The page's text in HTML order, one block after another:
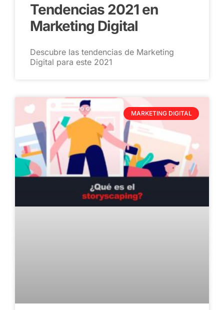
Tendencias 2021 en
Marketing Digital
Descubre las tendencias de Marketing
Digital para este 2021
MARKETING DIGITAL